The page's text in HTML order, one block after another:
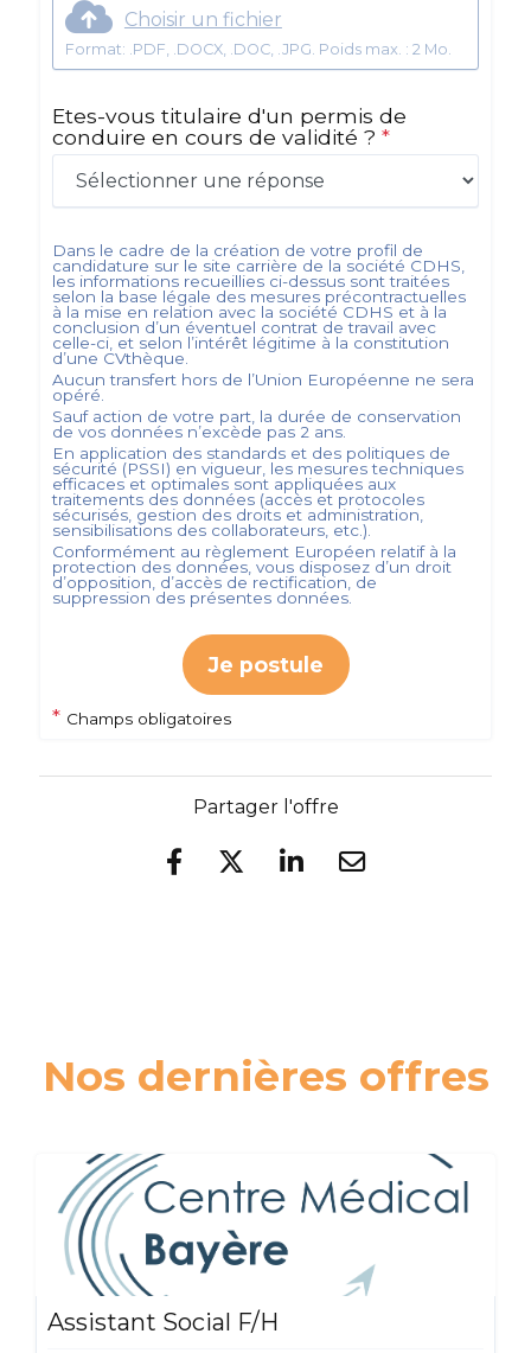
Choisir un fichier
Format: .PDF, .DOCX, .DOC, .JPG. Poids max. : 2 Mo.
Etes-vous titulaire d'un permis de
conduire en cours de validité ? *
Dans le cadre de la création de votre profil de
candidature sur le site carrière de la société CDHS
les informations recueillies ci-dessus sont traitées
selon la base légale des mesures précontractuelles
à la mise en relation avec la société CDHS et à la
conclusion d’un éventuel contrat de travail avec
celle-ci, et selon l’intérêt légitime à la constitution
d’une CVthèque.
Aucun transfert hors de l’Union Européenne ne sera
opéré.
Sauf action de votre part, la durée de conservation
de vos données n’excède pas 2 ans.
En application des standards et des politiques de
sécurité (PSSI) en vigueur, les mesures techniques
efficaces et optimales sont appliquées aux
traitements des données (accès et protocoles
sécurisés, gestion des droits et administration,
sensibilisations des collaborateurs, etc.).
Conformément au règlement Européen relatif à la
protection des données, vous disposez d’un droit
d’opposition, d’accès de rectification, de
suppression des présentes données.
Je postule
* Champs obligatoires
Partager l'offre
Nos dernières offres
Assistant Social F/H